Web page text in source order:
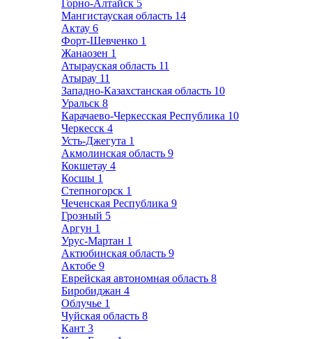
Горно-Алтайск 5
Мангистауская область 14
Актау 6
Форт-Шевченко 1
Жанаозен 1
Атырауская область 11
Атырау 11
Западно-Казахстанская область 10
Уральск 8
Карачаево-Черкесская Республика 10
Черкесск 4
Усть-Джегута 1
Акмолинская область 9
Кокшетау 4
Косшы 1
Степногорск 1
Чеченская Республика 9
Грозный 5
Аргун 1
Урус-Мартан 1
Актюбинская область 9
Актобе 9
Еврейская автономная область 8
Биробиджан 4
Облучье 1
Чуйская область 8
Кант 3